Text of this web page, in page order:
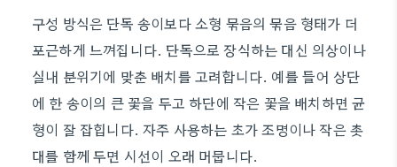
구성 방식은 단독 송이보다 소형 묶음의 묶음 형태가 더
포근하게 느껴집니다. 단독으로 장식하는 대신 의상이나
실내 분위기에 맞춘 배치를 고려합니다. 예를 들어 상단
에 한 송이의 큰 꽃을 두고 하단에 작은 꽃을 배치하면 균
형이 잘 잡힙니다. 자주 사용하는 초가 조명이나 작은 촛
대를 함께 두면 시선이 오래 머뭅니다.